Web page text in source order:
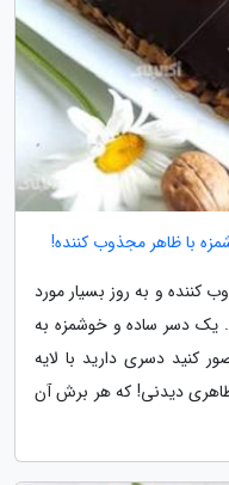
با ظاهر مجذوب کننده!
کننده و به روز بسیار مورد
یک دسر ساده و خوشمزه به
کنید دسری دارید با لایه
دیدنی! که هر برش آن